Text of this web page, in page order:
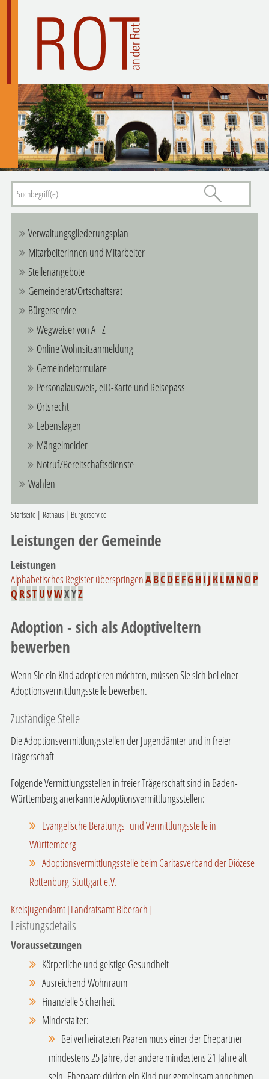
Verwaltungsgliederungsplan
Mitarbeiterinnen und Mitarbeiter
Stellenangebote
Gemeinderat/Ortschaftsrat
Bürgerservice
Wegweiser von A - Z
Online Wohnsitzanmeldung
Gemeindeformulare
Personalausweis, eID-Karte und Reisepass
Ortsrecht
Lebenslagen
Mängelmelder
Notruf/Bereitschaftsdienste
Wahlen
Startseite| Rathaus| Bürgerservice
Leistungen der Gemeinde
Leistungen
Alphabetisches Register überspringenABCDE FG H I J KLM NO P
Q RSTUVWXYZ
Adoption - sich als Adoptiveltern
bewerben
Wenn Sie ein Kind adoptieren möchten, müssen Sie sich bei einer
Adoptionsvermittlungsstelle bewerben.
Zuständige Stelle
Die Adoptionsvermittlungsstellen der Jugendämter und in freier
Trägerschaft
Folgende Vermittlungsstellen in freier Trägerschaft sind in Baden-
Württemberg anerkannte Adoptionsvermittlungsstellen:
Evangelische Beratungs- und Vermittlungsstelle in
Württemberg
Adoptionsvermittlungsstelle beim Caritasverband der Diözese
Rottenburg-Stuttgart e.V.
Kreisjugendamt [Landratsamt Biberach]
Leistungsdetails
Voraussetzungen
Körperliche und geistige Gesundheit
Ausreichend Wohnraum
Finanzielle Sicherheit
Mindestalter:
Bei verheirateten Paaren muss einer der Ehepartner
mindestens 25 Jahre, der andere mindestens 21 Jahre alt